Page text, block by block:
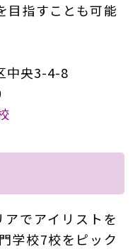
目指すことも可能
中央3-4-8
でアイリストを
学校7校をピック